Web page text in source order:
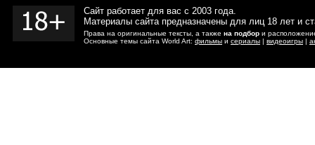
Сайт работает для вас с 2003 года.
Материалы сайта предназначены для лиц 18 лет и
Права на оригинальные тексты, а также на подбор и
Основные темы сайта World Art: фильмы и сериалы | видеоигры |